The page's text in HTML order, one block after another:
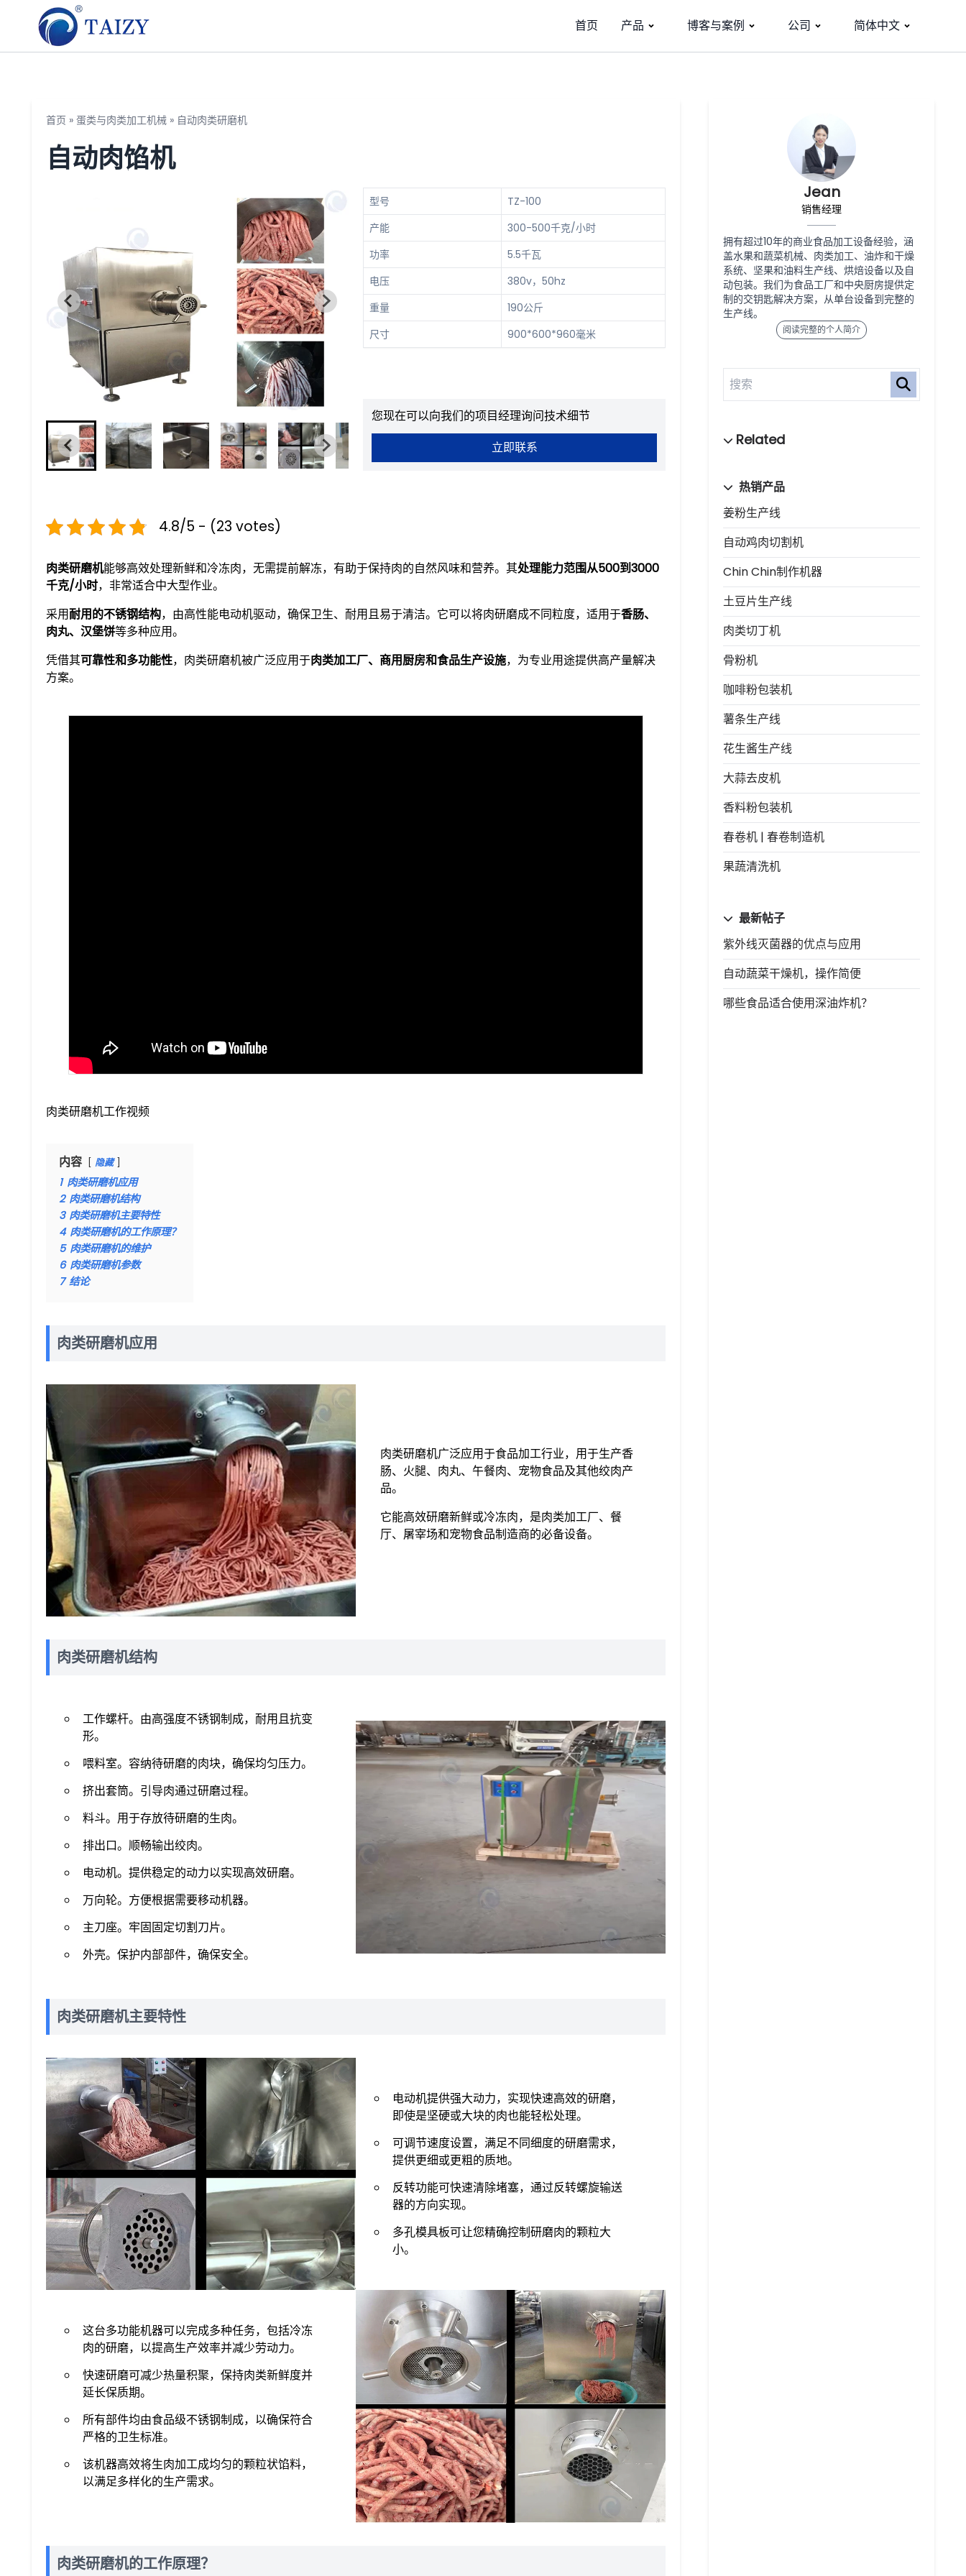
首页 产品 博客与案例 公司 简体中文
首页 » 蛋类与肉类加工机械 » 自动肉类研磨机
自动肉馅机
型号
TZ-100
产能
300-500千克/小时
功率
5.5千瓦
电压
380v，50hz
重量
190公斤
尺寸
900*600*960毫米
您现在可以向我们的项目经理询问技术细节
立即联系
4.8/5 - (23 votes)
肉类研磨机能够高效处理新鲜和冷冻肉，无需提前解冻，有助于保持肉的自然风味和营养。其处理能力范围从500到3000
千克/小时，非常适合中大型作业。
采用耐用的不锈钢结构，由高性能电动机驱动，确保卫生、耐用且易于清洁。它可以将肉研磨成不同粒度，适用于香肠、
肉丸、汉堡饼等多种应用。
凭借其可靠性和多功能性，肉类研磨机被广泛应用于肉类加工厂、商用厨房和食品生产设施，为专业用途提供高产量解决
方案。
肉类研磨机工作视频
内容 隐藏
1 肉类研磨机应用
2 肉类研磨机结构
3 肉类研磨机主要特性
4 肉类研磨机的工作原理？
5 肉类研磨机的维护
6 肉类研磨机参数
7 结论
肉类研磨机应用
肉类研磨机广泛应用于食品加工行业，用于生产香
肠、火腿、肉丸、午餐肉、宠物食品及其他绞肉产
品。
它能高效研磨新鲜或冷冻肉，是肉类加工厂、餐
厅、屠宰场和宠物食品制造商的必备设备。
肉类研磨机结构
工作螺杆。由高强度不锈钢制成，耐用且抗变
形。
喂料室。容纳待研磨的肉块，确保均匀压力。
挤出套筒。引导肉通过研磨过程。
料斗。用于存放待研磨的生肉。
排出口。顺畅输出绞肉。
电动机。提供稳定的动力以实现高效研磨。
万向轮。方便根据需要移动机器。
主刀座。牢固固定切割刀片。
外壳。保护内部部件，确保安全。
肉类研磨机主要特性
电动机提供强大动力，实现快速高效的研磨，
即使是坚硬或大块的肉也能轻松处理。
可调节速度设置，满足不同细度的研磨需求，
提供更细或更粗的质地。
反转功能可快速清除堵塞，通过反转螺旋输送
器的方向实现。
多孔模具板可让您精确控制研磨肉的颗粒大
小。
这台多功能机器可以完成多种任务，包括冷冻
肉的研磨，以提高生产效率并减少劳动力。
快速研磨可减少热量积聚，保持肉类新鲜度并
延长保质期。
所有部件均由食品级不锈钢制成，以确保符合
严格的卫生标准。
该机器高效将生肉加工成均匀的颗粒状馅料，
以满足多样化的生产需求。
肉类研磨机的工作原理？
Jean
销售经理
拥有超过10年的商业食品加工设备经验，涵
盖水果和蔬菜机械、肉类加工、油炸和干燥
系统、坚果和油料生产线、烘焙设备以及自
动包装。我们为食品工厂和中央厨房提供定
制的交钥匙解决方案，从单台设备到完整的
生产线。
阅读完整的个人简介
热销产品
姜粉生产线
自动鸡肉切割机
Chin Chin制作机器
土豆片生产线
肉类切丁机
骨粉机
咖啡粉包装机
薯条生产线
花生酱生产线
大蒜去皮机
香料粉包装机
春卷机 | 春卷制造机
果蔬清洗机
最新帖子
紫外线灭菌器的优点与应用
自动蔬菜干燥机，操作简便
哪些食品适合使用深油炸机？